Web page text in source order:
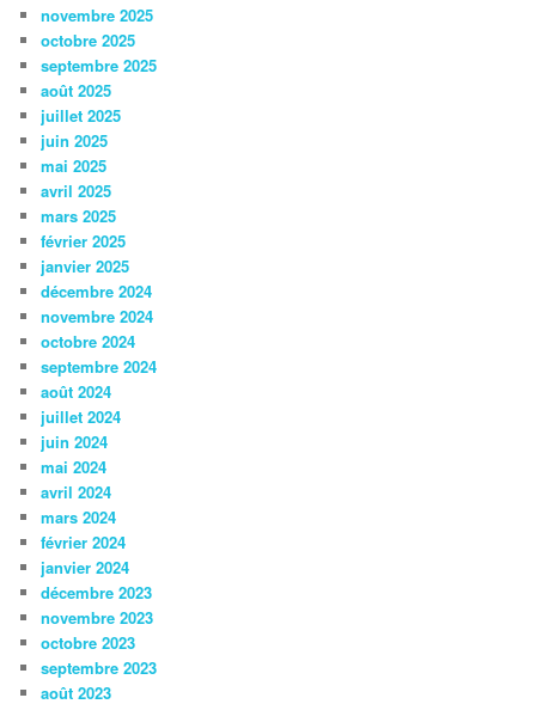
novembre 2025
octobre 2025
septembre 2025
août 2025
juillet 2025
juin 2025
mai 2025
avril 2025
mars 2025
février 2025
janvier 2025
décembre 2024
novembre 2024
octobre 2024
septembre 2024
août 2024
juillet 2024
juin 2024
mai 2024
avril 2024
mars 2024
février 2024
janvier 2024
décembre 2023
novembre 2023
octobre 2023
septembre 2023
août 2023